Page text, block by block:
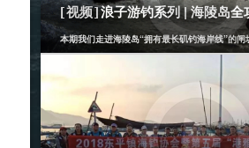
[视频]浪子游钓系列 | 海陵岛
本期我们走进海陵岛“拥有最长矶钓海岸线”的